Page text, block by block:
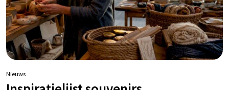
Nieuws